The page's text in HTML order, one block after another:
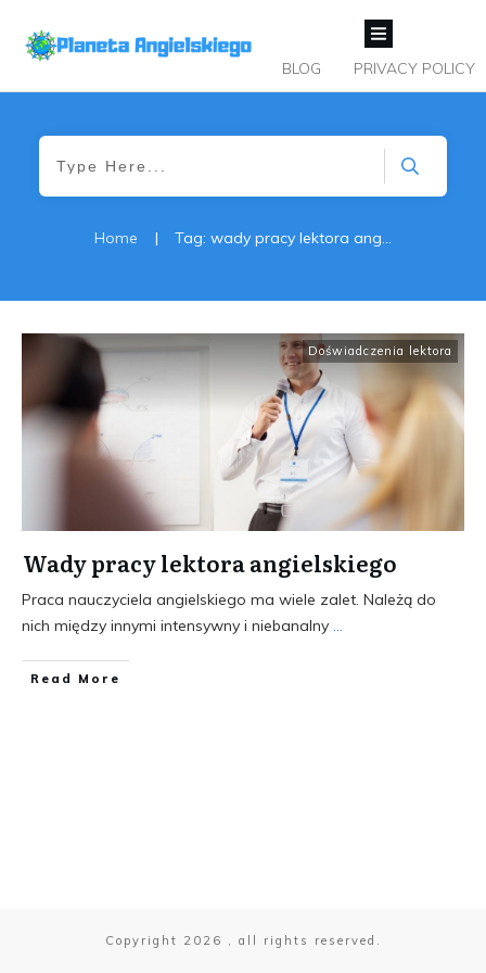
BLOG PRIVACY POLICY
Home |
Doświadczenia lektora
Wady pracy lektora angielskiego
Praca nauczyciela angielskiego ma wiele zalet. Należą do
nich między innymi intensywny i niebanalny
​Read More
Copyright 2026 , all rights reserved.